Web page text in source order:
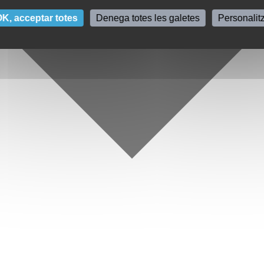
acceptar totes Denega totes les galetes